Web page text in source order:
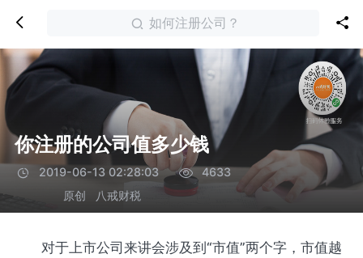
如何注册公司？
你注册的公司值多少钱
2019-06-13 02:28:03
4633
原创
八戒财税
对于上市公司来讲会涉及到“市值”两个字，市值越